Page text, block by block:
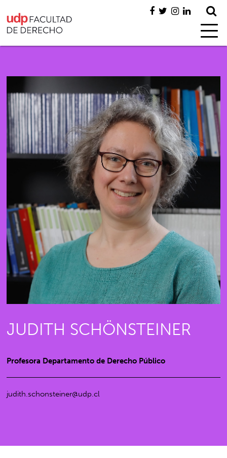
JUDITH SCHÖNSTEINER
Profesora Departamento de Derecho Público
judith.schonsteiner@udp.cl